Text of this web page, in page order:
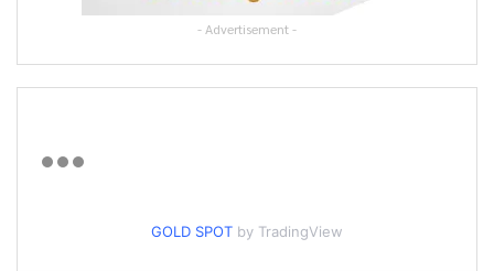
- Advertisement -
GOLD SPOT by TradingView